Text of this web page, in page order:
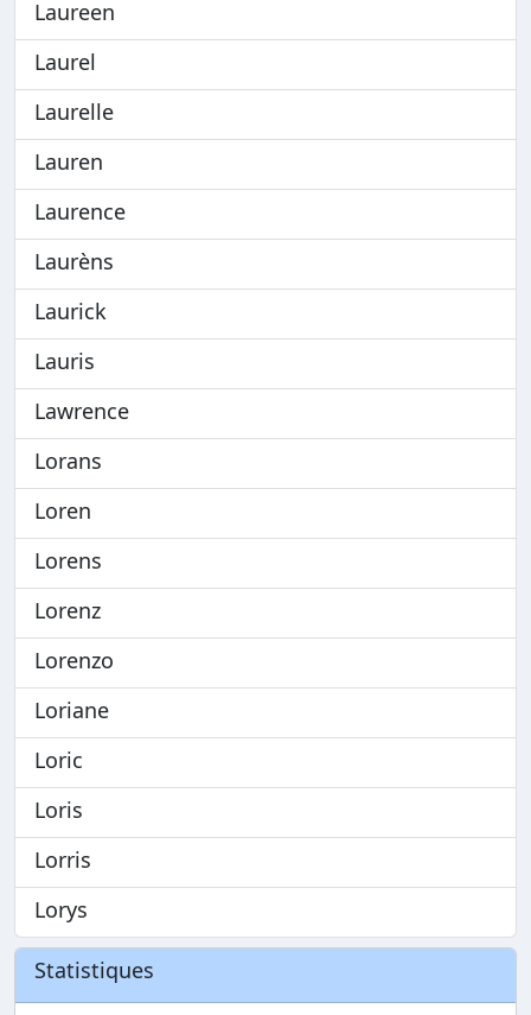
Laureen
Laurel
Laurelle
Lauren
Laurence
Laurèns
Laurick
Lauris
Lawrence
Lorans
Loren
Lorens
Lorenz
Lorenzo
Loriane
Loric
Loris
Lorris
Lorys
Statistiques